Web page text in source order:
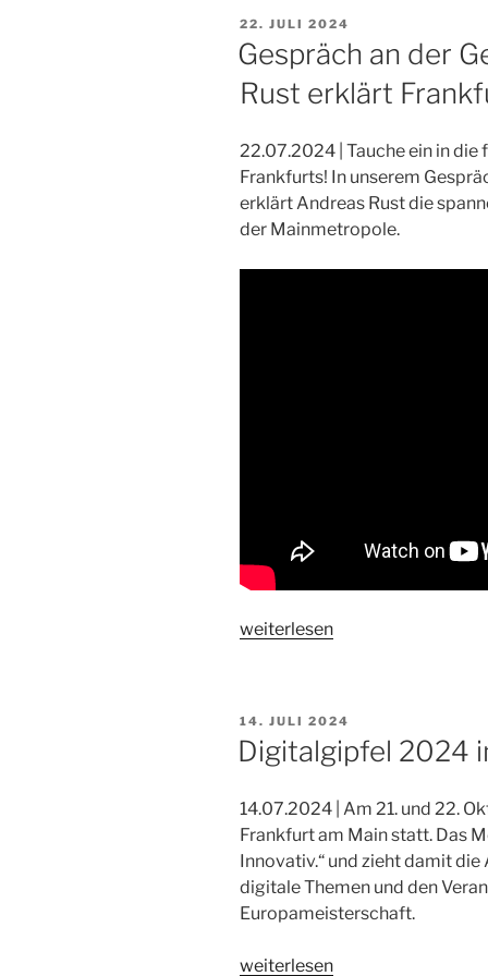
VERÖFFENTLICHT
AM
22. JULI 2024
Gespräch an der
Rust erklärt
22.07.2024 | Tauche ein in
Frankfurts! In unserem
erklärt Andreas Rust die
der Mainmetropole.
„Gespräch
–
Andreas
erklärt
Frankfurt“
weiterlesen
VERÖFFENTLICHT
AM
14. JULI 2024
Digitalgipfel 2024
14.07.2024 | Am 21. und 22.
Frankfurt am Main statt. Das
Innovativ.“ und zieht damit
digitale Themen und den
Europameisterschaft.
„Digitalgipfel
weiterlesen